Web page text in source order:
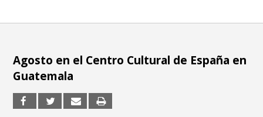
Agosto en el Centro Cultural de España en
Guatemala